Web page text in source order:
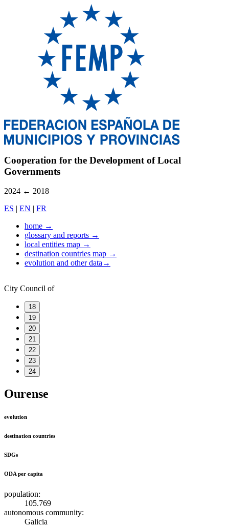
Cooperation for the Development of Local
Governments
2024 ← 2018
ES | EN | FR
home →
glossary and reports →
local entities map →
destination countries map →
evolution and other data→
City Council of
18
19
20
21
22
23
24
Ourense
evolution
destination countries
SDGs
ODA per capita
population:
105.769
autonomous community:
Galicia